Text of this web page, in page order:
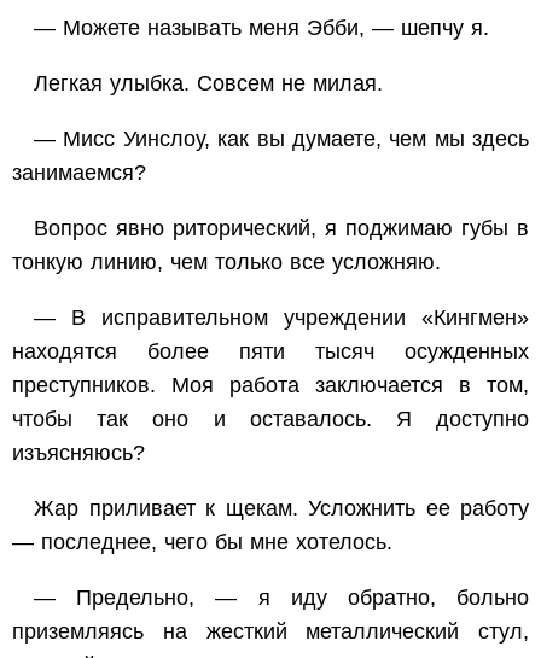
— Можете называть меня Эбби, — шепчу я.
Легкая улыбка. Совсем не милая.
— Мисс Уинслоу, как вы думаете, чем мы здесь
занимаемся?
Вопрос явно риторический, я поджимаю губы в
тонкую линию, чем только все усложняю.
— В исправительном учреждении «Кингмен»
находятся более пяти тысяч осужденных
преступников. Моя работа заключается в том,
чтобы так оно и оставалось. Я доступно
изъясняюсь?
Жар приливает к щекам. Усложнить ее работу
— последнее, чего бы мне хотелось.
— Предельно, — я иду обратно, больно
приземляясь на жесткий металлический стул,